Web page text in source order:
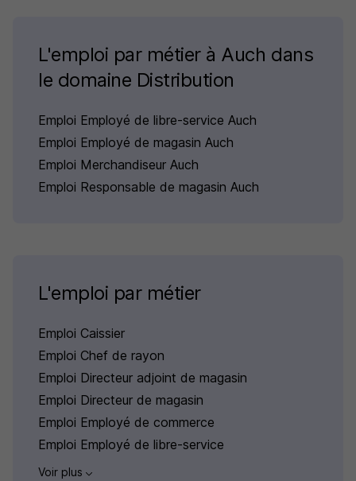
L'emploi par métier à Auch dans
le domaine Distribution
Emploi Employé de libre-service Auch
Emploi Employé de magasin Auch
Emploi Merchandiseur Auch
Emploi Responsable de magasin Auch
L'emploi par métier
Emploi Caissier
Emploi Chef de rayon
Emploi Directeur adjoint de magasin
Emploi Directeur de magasin
Emploi Employé de commerce
Emploi Employé de libre-service
Voir plus